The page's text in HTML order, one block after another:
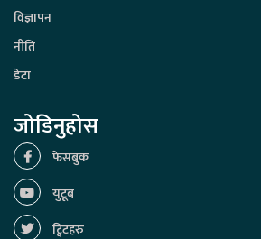
विज्ञापन
नीति
डेटा
जोडिनुहोस
फेसबुक
युटूब
ट्विटहरु